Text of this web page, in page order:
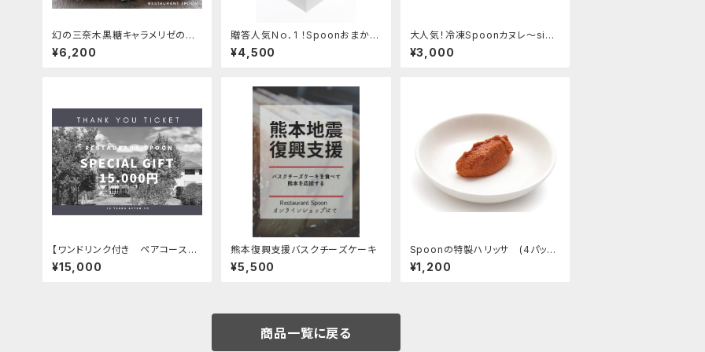
幻の三奈木黒糖キャラメリゼのバ
スクチーズケーキ【2本入りギフト
包装】
¥6,200
贈答人気Ｎｏ．1 ！Spoonおまかせ
スープセット
¥4,500
大人気！冷凍Spoonカヌレ〜sinc
e 2012〜 (6個セット)
¥3,000
【ワンドリンク付き ペアコースお
食事券 ￥15.000ギフト】
¥15,000
熊本復興支援バスクチーズケーキ
¥5,500
Spoonの特製ハリッサ (4パック
入り)
¥1,200
商品一覧に戻る